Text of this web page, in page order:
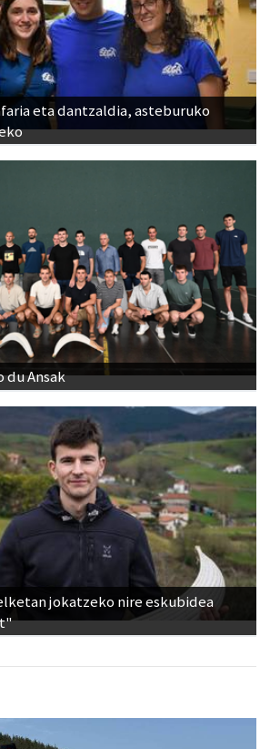
eta dantzaldia, asteburuko
du Ansak
jokatzeko nire eskubidea